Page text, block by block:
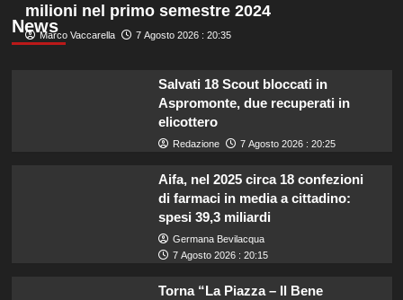
News
milioni nel primo semestre 2024
Marco Vaccarella 7 Agosto 2026 : 20:35
Salvati 18 Scout bloccati in
Aspromonte, due recuperati in
elicottero
Redazione 7 Agosto 2026 : 20:25
Aifa, nel 2025 circa 18 confezioni
di farmaci in media a cittadino:
spesi 39,3 miliardi
Germana Bevilacqua
7 Agosto 2026 : 20:15
Torna “La Piazza – Il Bene